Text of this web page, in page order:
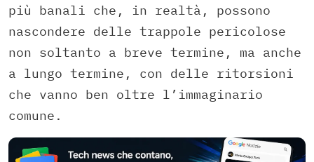
più banali che, in realtà, possono
nascondere delle trappole pericolose
non soltanto a breve termine, ma anche
a lungo termine, con delle ritorsioni
che vanno ben oltre l’immaginario
comune.